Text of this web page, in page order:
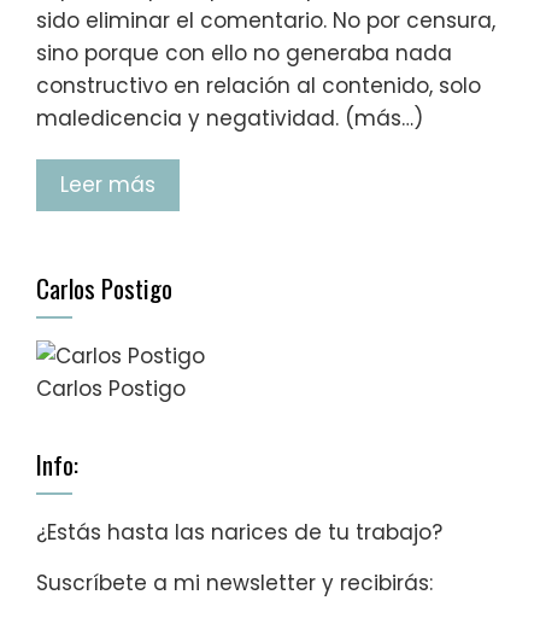
sido eliminar el comentario. No por censura,
sino porque con ello no generaba nada
constructivo en relación al contenido, solo
maledicencia y negatividad. (más…)
Leer más
Carlos Postigo
Carlos Postigo
Info:
¿Estás hasta las narices de tu trabajo?
Suscríbete a mi newsletter y recibirás: